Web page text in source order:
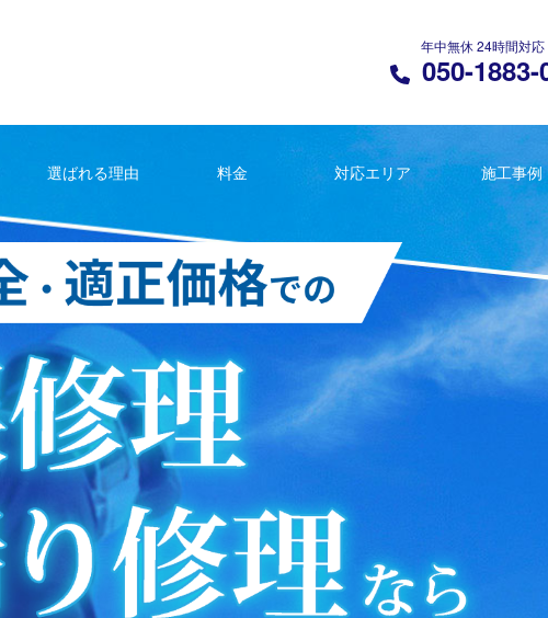
年中無休 24時間対応
050-1883-
選ばれる理由 料金 対応エリア 施工事例